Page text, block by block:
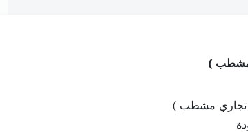
مشطب )
تجاري مشطب )